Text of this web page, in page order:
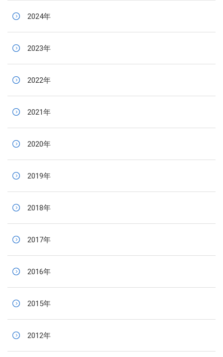
2024年
2023年
2022年
2021年
2020年
2019年
2018年
2017年
2016年
2015年
2012年